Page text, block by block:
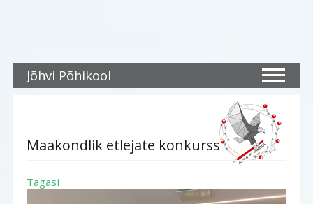
Jõhvi Põhikool
Maakondlik etlejate konkurss
Tagasi